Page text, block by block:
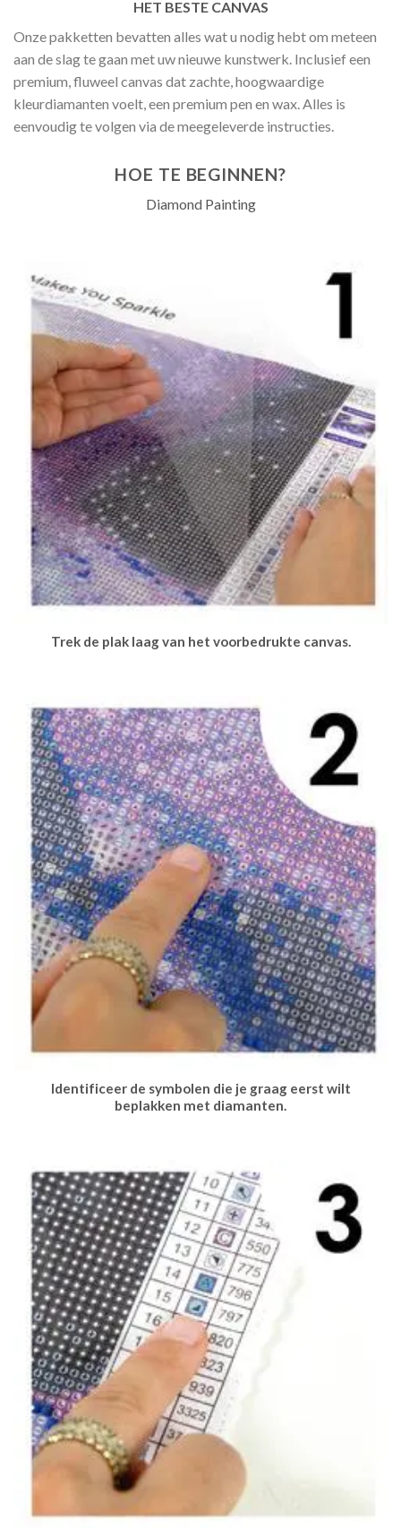
HET BESTE CANVAS
Onze pakketten bevatten alles wat u nodig hebt om meteen
aan de slag te gaan met uw nieuwe kunstwerk. Inclusief een
premium, fluweel canvas dat zachte, hoogwaardige
kleurdiamanten voelt, een premium pen en wax. Alles is
eenvoudig te volgen via de meegeleverde instructies.
HOE TE BEGINNEN?
Diamond Painting
Trek de plak laag van het voorbedrukte canvas.
Identificeer de symbolen die je graag eerst wilt
beplakken met diamanten.